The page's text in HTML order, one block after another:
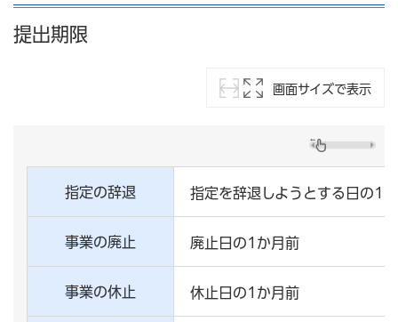
提出期限
画面サイズで表示
指定の辞退 指定を辞退しようとする日の1
事業の廃止 廃止日の1か月前
事業の休止 休止日の1か月前